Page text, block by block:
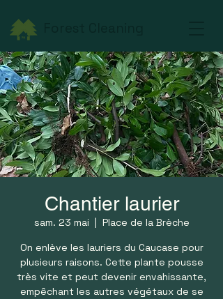
Chantier laurier
sam. 23 mai
  |
Place de la Brèche
On enlève les lauriers du Caucase pour
plusieurs raisons. Cette plante pousse
très vite et peut devenir envahissante,
empêchant les autres végétaux de se